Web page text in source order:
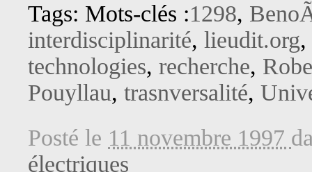
Tags: Mots-clés :1298,
interdisciplinarité, lieudit.org,
technologies, recherche,
Pouyllau, trasnversalité,
Posté le 11 novembre 1997
électriques